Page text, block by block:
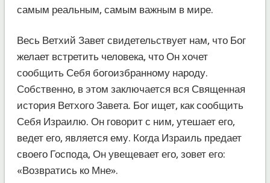
самым реальным, самым важным в мире.
Весь Ветхий Завет свидетельствует нам, что Бог
желает встретить человека, что Он хочет
сообщить Себя богоизбранному народу.
Собственно, в этом заключается вся Священная
история Ветхого Завета. Бог ищет, как сообщить
Себя Израилю. Он говорит с ним, утешает его,
ведет его, является ему. Когда Израиль предает
своего Господа, Он увещевает его, зовет его:
«Возвратись ко Мне».